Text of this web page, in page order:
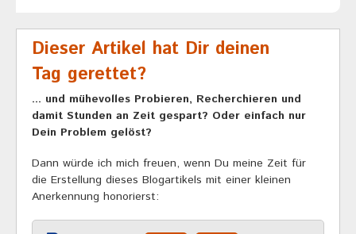
Dieser Artikel hat Dir deinen
Tag gerettet?
... und mühevolles Probieren, Recherchieren und
damit Stunden an Zeit gespart? Oder einfach nur
Dein Problem gelöst?
Dann würde ich mich freuen, wenn Du meine Zeit für
die Erstellung dieses Blogartikels mit einer kleinen
Anerkennung honorierst: